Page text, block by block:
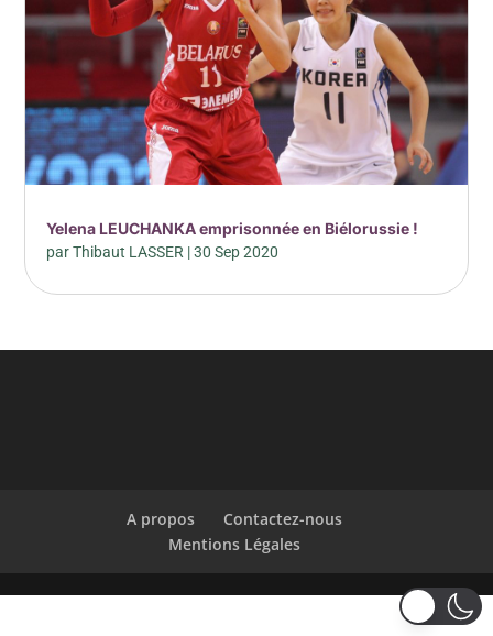
Yelena LEUCHANKA emprisonnée en Biélorussie !
parThibaut LASSER |30 Sep 2020
A propos
Contactez-nous
Mentions Légales